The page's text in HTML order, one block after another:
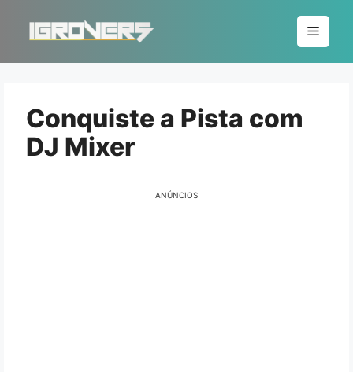
conteúdo
Menu
Conquiste a Pista com
DJ Mixer
ANÚNCIOS